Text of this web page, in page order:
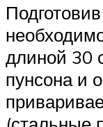
длиной 30
пунсона и